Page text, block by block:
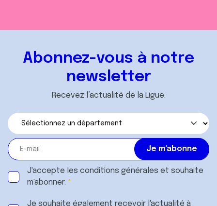
Abonnez-vous à notre
newsletter
Recevez l’actualité de la Ligue.
J'accepte les conditions générales et souhaite
m'abonner.
Je souhaite également recevoir l'actualité à